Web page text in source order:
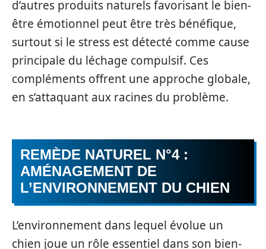
d’autres produits naturels favorisant le bien-
être émotionnel peut être très bénéfique,
surtout si le stress est détecté comme cause
principale du léchage compulsif. Ces
compléments offrent une approche globale,
en s’attaquant aux racines du problème.
REMÈDE NATUREL N°4 :
AMÉNAGEMENT DE
L’ENVIRONNEMENT DU CHIEN
L’environnement dans lequel évolue un
chien joue un rôle essentiel dans son bien-